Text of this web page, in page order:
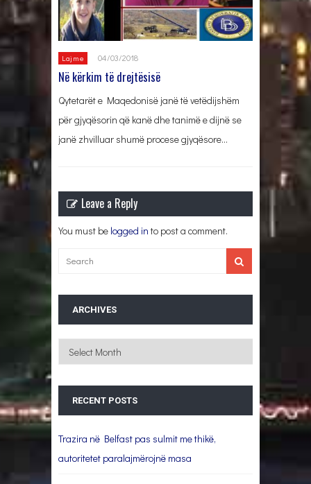
Lajme 04/03/2018
Në kërkim të drejtësisë
Qytetarët e Maqedonisë janë të vetëdijshëm
për gjyqësorin që kanë dhe tanimë e dijnë se
janë zhvilluar shumë procese gjyqësore…
Leave a Reply
You must be logged in to post a comment.
ARCHIVES
Archives
RECENT POSTS
Trazira në Belfast pas sulmit me thikë,
autoritetet paralajmërojnë masa